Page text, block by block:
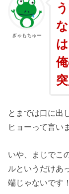
ぎゃもちゅー
は
とまでは口に出
ヒョーって言い
いや、まじでこ
ルというだけあ
端じゃないです！